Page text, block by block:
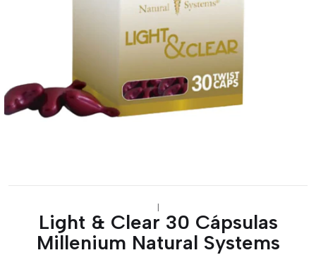
|
Light & Clear 30 Cápsulas
Millenium Natural Systems